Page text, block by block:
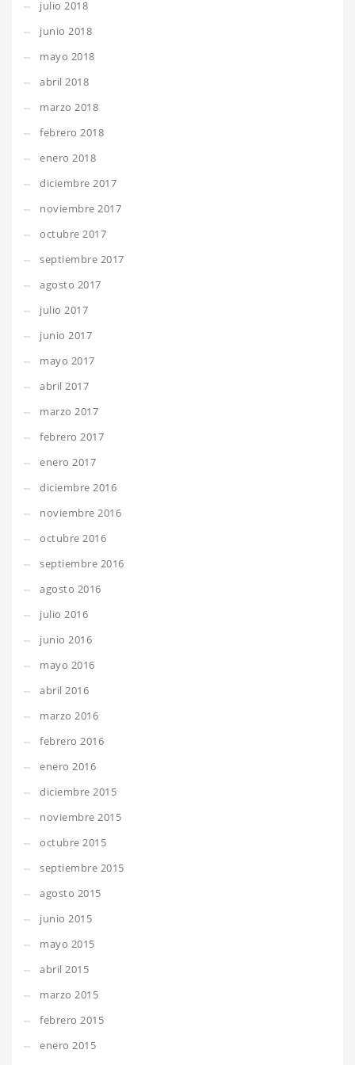
julio 2018
junio 2018
mayo 2018
abril 2018
marzo 2018
febrero 2018
enero 2018
diciembre 2017
noviembre 2017
octubre 2017
septiembre 2017
agosto 2017
julio 2017
junio 2017
mayo 2017
abril 2017
marzo 2017
febrero 2017
enero 2017
diciembre 2016
noviembre 2016
octubre 2016
septiembre 2016
agosto 2016
julio 2016
junio 2016
mayo 2016
abril 2016
marzo 2016
febrero 2016
enero 2016
diciembre 2015
noviembre 2015
octubre 2015
septiembre 2015
agosto 2015
junio 2015
mayo 2015
abril 2015
marzo 2015
febrero 2015
enero 2015